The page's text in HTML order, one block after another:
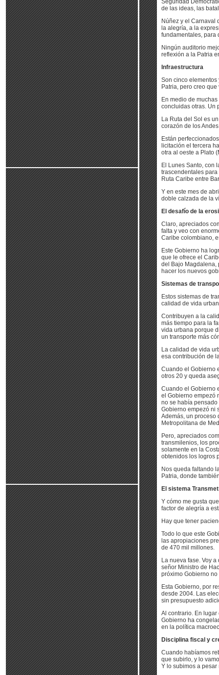
Seguridad
de las ideas, las
Núñez y el Carnaval
la alegría, a la
fundamentales, para
Ningún auditorio
reflexión a la Patria
Infraestructura
Son cinco
Patria, pero creo
En medio de
concluidas otras. Un
La Ruta del Sol es
corazón de los
Están
licitación el tercera
otra al oeste a Plato
El Lunes Santo, con
trascendentales
Ruta Caribe entre
Y en este mes de
doble calzada de la
El desafío de la
Claro, apreciados
falta y veo con
Caribe colombiano,
Este Gobierno ha
que le ofrece el
del Bajo Magdalena,
hacer los nuevos
Sistemas de
Estos sistemas de
calidad de vida
Contribuyen a la
más tiempo para la
vida urbana porque
un transporte más
La calidad de vida
esa contribución de
Cuando el Gobierno
otros 20 y queda
Cuando el Gobierno
el Gobierno empezó
no se había
Gobierno empezó ni
Además, un proceso
Metropolitana de
Pero, apreciados
transmilenios, los
solamente en la
obtenidos los logros
Nos queda faltando
Patria, donde
El sistema
Y cómo me gusta
factor de alegría a
Hay que tener
Todo lo que este
las apropiaciones
de 470 mil millones.
La nueva fase. Voy
señor Ministro de
próximo Gobierno
Esta Gobierno, por
desde 2004. Las
sin presupuesto
Al contrario. En
Gobierno ha
en la política
Disciplina fiscal y
Cuando habíamos
que subirlo, y lo
Y lo subimos a